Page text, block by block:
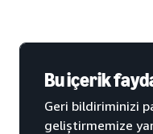
Bu içerik
Geri bildiriminizi
geliştirmemize